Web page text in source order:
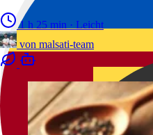
1 h 25 min · Leicht
von malsati-team